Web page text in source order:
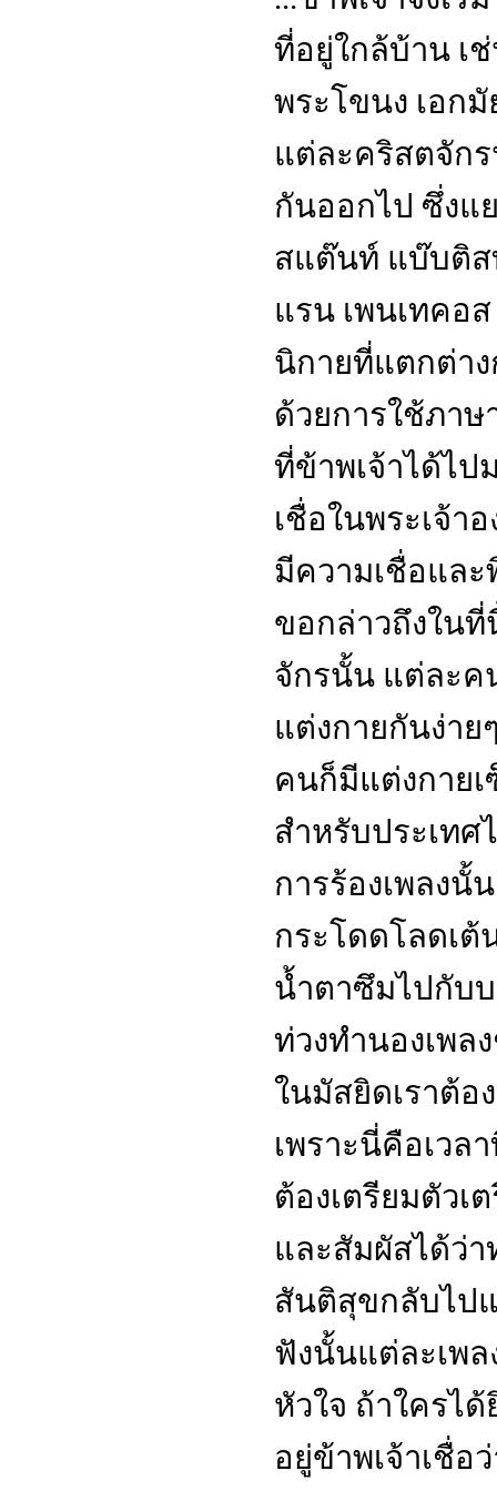
ที่อยู่ใกล้บ้าน เ
พระโขนง เอก
แต่ละคริสตจัก
กันออกไป ซึ่งแ
สแต๊นท์ แบ๊บติส
แรน เพนเทคอ
นิกายที่แตกต่า
ด้วยการใช้ภา
ที่ข้าพเจ้าได้ไป
เชื่อในพระเจ้า
มีความเชื่อแล
ขอกล่าวถึงในที่
จักรนั้น แต่ละค
แต่งกายกันง่าย
คนก็มีแต่งกาย
สำหรับประเทศ
การร้องเพลง
กระโดดโลดเ
น้ำตาซึมไปกับบ
ท่วงทำนองเพล
ในมัสยิดเราต้อ
เพราะนี่คือเวล
ต้องเตรียมตัวเ
และสัมผัสได้ว่
สันติสุขกลับไป
ฟังนั้นแต่ละเพ
หัวใจ ถ้าใครไ
อยู่ข้าพเจ้าเชื่อ